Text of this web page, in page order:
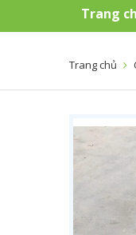
Trang
Trang chủ